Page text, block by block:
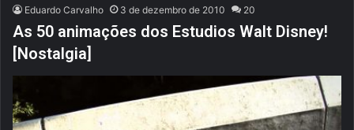
Eduardo Carvalho 3 de dezembro de 2010 20
As 50 animações dos Estudios Walt Disney!
[Nostalgia]